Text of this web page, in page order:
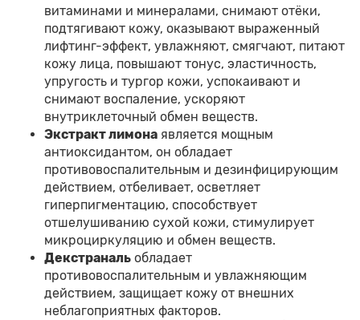
витаминами и минералами, снимают отёки,
подтягивают кожу, оказывают выраженный
лифтинг-эффект, увлажняют, смягчают, питают
кожу лица, повышают тонус, эластичность,
упругость и тургор кожи, успокаивают и
снимают воспаление, ускоряют
внутриклеточный обмен веществ.
Экстракт лимона является мощным
антиоксидантом, он обладает
противовоспалительным и дезинфицирующим
действием, отбеливает, осветляет
гиперпигментацию, способствует
отшелушиванию сухой кожи, стимулирует
микроциркуляцию и обмен веществ.
Декстраналь обладает
противовоспалительным и увлажняющим
действием, защищает кожу от внешних
неблагоприятных факторов.